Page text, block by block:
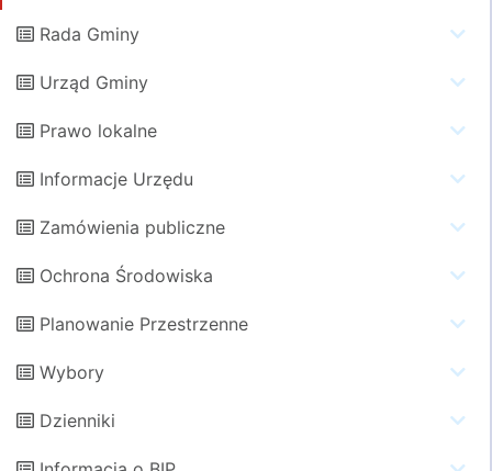
Rada Gminy
Urząd Gminy
Prawo lokalne
Informacje Urzędu
Zamówienia publiczne
Ochrona Środowiska
Planowanie Przestrzenne
Wybory
Dzienniki